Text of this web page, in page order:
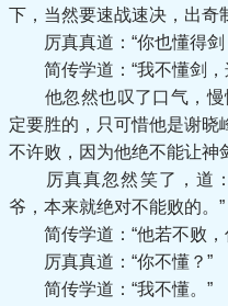
下，当然要速战速决，出奇
厉真真道：“你也懂得剑
简传学道：“我不懂剑，
他忽然也叹了口气，慢
定要胜的，只可惜他是谢晓
不许败，因为他绝不能让神
厉真真忽然笑了，道：
爷，本来就绝对不能败的。”
简传学道：“他若不败，
厉真真道：“你不懂？”
简传学道：“我不懂。”